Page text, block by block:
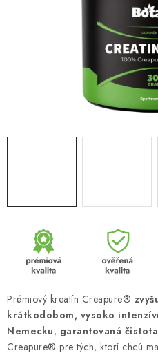
Recenzie
Prečo Botanic?
Kontakty
Prémiový kreatín Creapure®
krátkodobom, vysoko
Nemecku, garantovaná čistota
Creapure® pre tých, ktorí chcú